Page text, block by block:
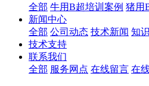
全部 牛用B超培训案例 猪用
新闻中心
全部 公司动态 技术新闻 知
技术支持
联系我们
全部 服务网点 在线留言 在